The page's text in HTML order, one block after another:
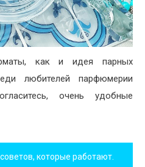
как и идея парных
любителей парфюмерии
очень удобные
которые работают.